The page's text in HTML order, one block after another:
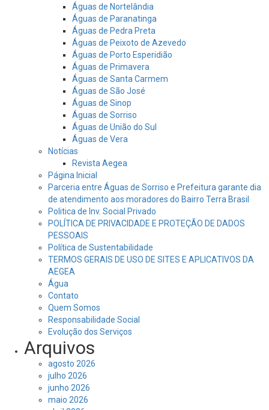
Águas de Nortelândia
Águas de Paranatinga
Águas de Pedra Preta
Águas de Peixoto de Azevedo
Águas de Porto Esperidião
Águas de Primavera
Águas de Santa Carmem
Águas de São José
Águas de Sinop
Águas de Sorriso
Águas de União do Sul
Águas de Vera
Notícias
Revista Aegea
Página Inicial
Parceria entre Águas de Sorriso e Prefeitura garante dia
de atendimento aos moradores do Bairro Terra Brasil
Politica de Inv. Social Privado
POLÍTICA DE PRIVACIDADE E PROTEÇÃO DE DADOS
PESSOAIS
Política de Sustentabilidade
TERMOS GERAIS DE USO DE SITES E APLICATIVOS DA
AEGEA
Água
Contato
Quem Somos
Responsabilidade Social
Evolução dos Serviços
Arquivos
agosto 2026
julho 2026
junho 2026
maio 2026